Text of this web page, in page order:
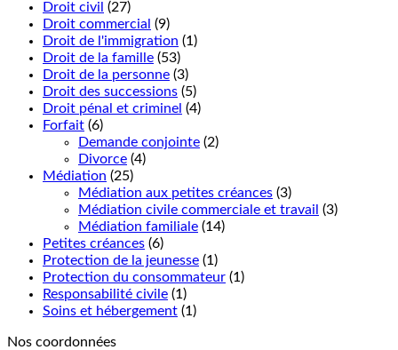
Droit civil (27)
Droit commercial (9)
Droit de l'immigration (1)
Droit de la famille (53)
Droit de la personne (3)
Droit des successions (5)
Droit pénal et criminel (4)
Forfait (6)
Demande conjointe (2)
Divorce (4)
Médiation (25)
Médiation aux petites créances (3)
Médiation civile commerciale et travail (3)
Médiation familiale (14)
Petites créances (6)
Protection de la jeunesse (1)
Protection du consommateur (1)
Responsabilité civile (1)
Soins et hébergement (1)
Nos coordonnées